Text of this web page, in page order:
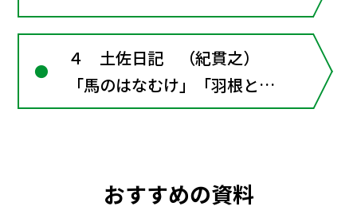
名と和歌 「帰京」
■古文の窓８･･･和
語と漢語"
４ 土佐日記 （紀貫之）
「馬のはなむけ」「羽根とい
ふ所」「帰京」■古文の窓
おすすめの資料